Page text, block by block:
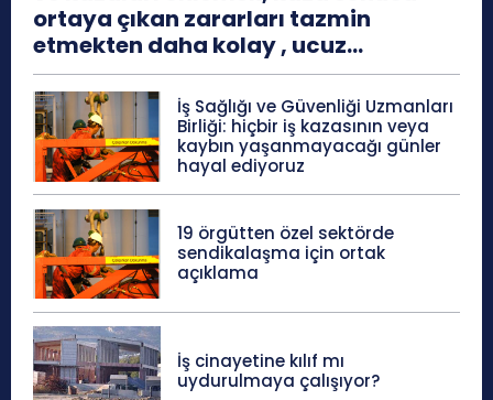
ortaya çıkan zararları tazmin
etmekten daha kolay , ucuz...
İş Sağlığı ve Güvenliği Uzmanları
Birliği: hiçbir iş kazasının veya
kaybın yaşanmayacağı günler
hayal ediyoruz
19 örgütten özel sektörde
sendikalaşma için ortak
açıklama
İş cinayetine kılıf mı
uydurulmaya çalışıyor?